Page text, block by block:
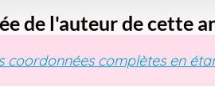
de l'auteur de cette
coordonnées complètes en